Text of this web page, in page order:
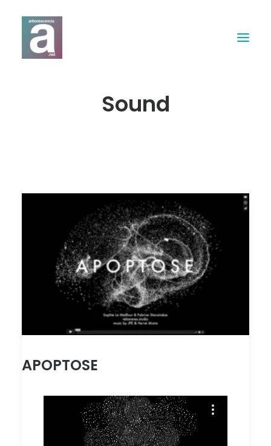
Musique & Son
Contact
Recherche
Sound
APOPTOSE